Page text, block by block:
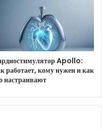
Apollo:
работает, кому нужен и как
настраивают